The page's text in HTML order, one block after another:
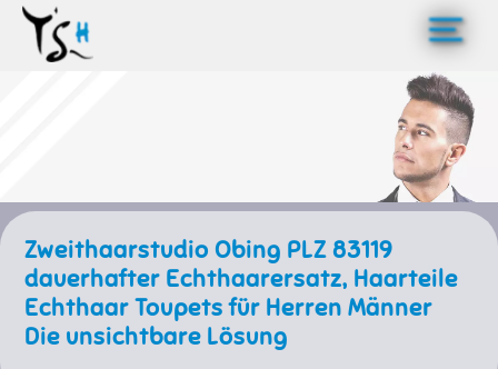
>
Zweithaarstudio Obing PLZ 83119
dauerhafter Echthaarersatz, Haarteile
Echthaar Toupets für Herren Männer
Die unsichtbare Lösung